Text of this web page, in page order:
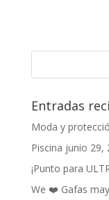
Entradas
Moda y
Piscina junio 29,
¡Punto para
We ❤️ Gafas